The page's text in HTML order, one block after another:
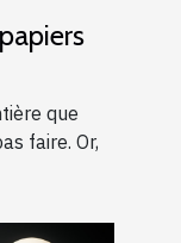
que
faire. Or,